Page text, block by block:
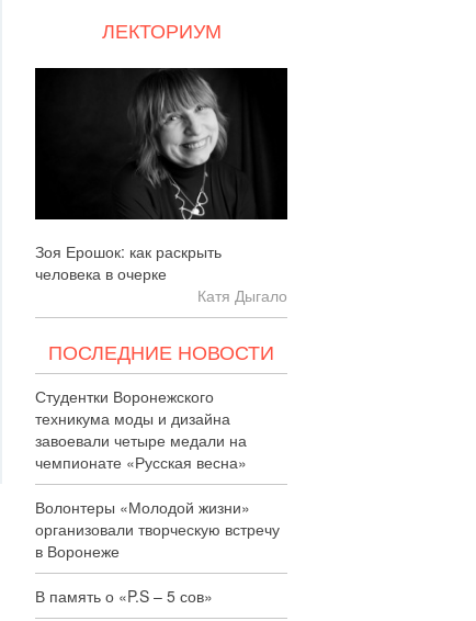
ЛЕКТОРИУМ
Зоя Ерошок: как раскрыть
человека в очерке
Катя Дыгало
ПОСЛЕДНИЕ НОВОСТИ
Студентки Воронежского
техникума моды и дизайна
завоевали четыре медали на
чемпионате «Русская весна»
Волонтеры «Молодой жизни»
организовали творческую встречу
в Воронеже
В память о «P.S – 5 сов»